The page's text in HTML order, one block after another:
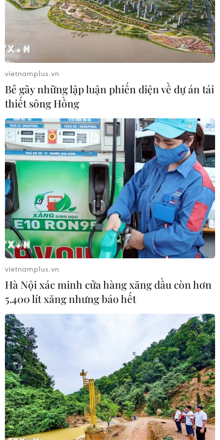
Hà Nội đề xuất gia hạn 6 tháng đối
với 6 dự án đầu tư quy mô lớn
09/08/2026 08:42
Hải Phòng dự kiến còn 780 trường
mầm non, tiểu học và THCS công lập
09/08/2026 08:42
Trường Đại học Ngoại thương công
bố điểm chuẩn, cao nhất lên đến 29,7
điểm
09/08/2026 08:32
Xem thêm
CƠ QUAN CHỦ QUẢN: THÔNG TẤN XÃ VIỆT NAM
Tổng Biên tập: TRẦN TIẾN DUẨN
Phó Tổng Biên tập: NGUYỄN THỊ TÁM, KHÚC THANH
THỦY
Sở hữu trí tuệ
Quy định sử dụng
RSS
Hỗ trợ
Ngôn ngữ
TTXVN
vietnamplus.vn
Bẻ gãy những lập luận phiến diện về dự án tái
thiết sông Hồng
vietnamplus.vn
Hà Nội xác minh cửa hàng xăng dầu còn hơn
5.400 lít xăng nhưng báo hết